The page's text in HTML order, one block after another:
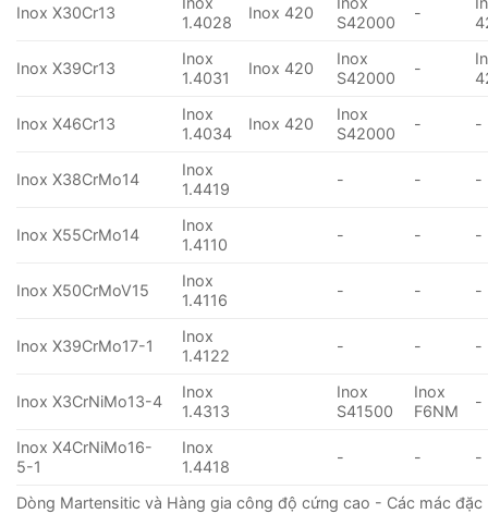
Inox X30Cr13
1.4028
Inox 420
S42000
-
Inox X39Cr13
Inox
1.4031
Inox 420
Inox
S42000
-
Inox X46Cr13
Inox
1.4034
Inox 420
Inox
S42000
- -
Inox X38CrMo14
Inox
1.4419
- - -
Inox X55CrMo14
Inox
1.4110
- - -
Inox X50CrMoV15
Inox
1.4116
- - -
Inox X39CrMo17-1
Inox
1.4122
- - -
Inox X3CrNiMo13-4
Inox
1.4313
Inox
S41500
Inox
F6NM
-
Inox X4CrNiMo16-
5-1
Inox
1.4418
- - -
Dòng Martensitic và Hàng gia công độ cứng cao - Các mác đặc